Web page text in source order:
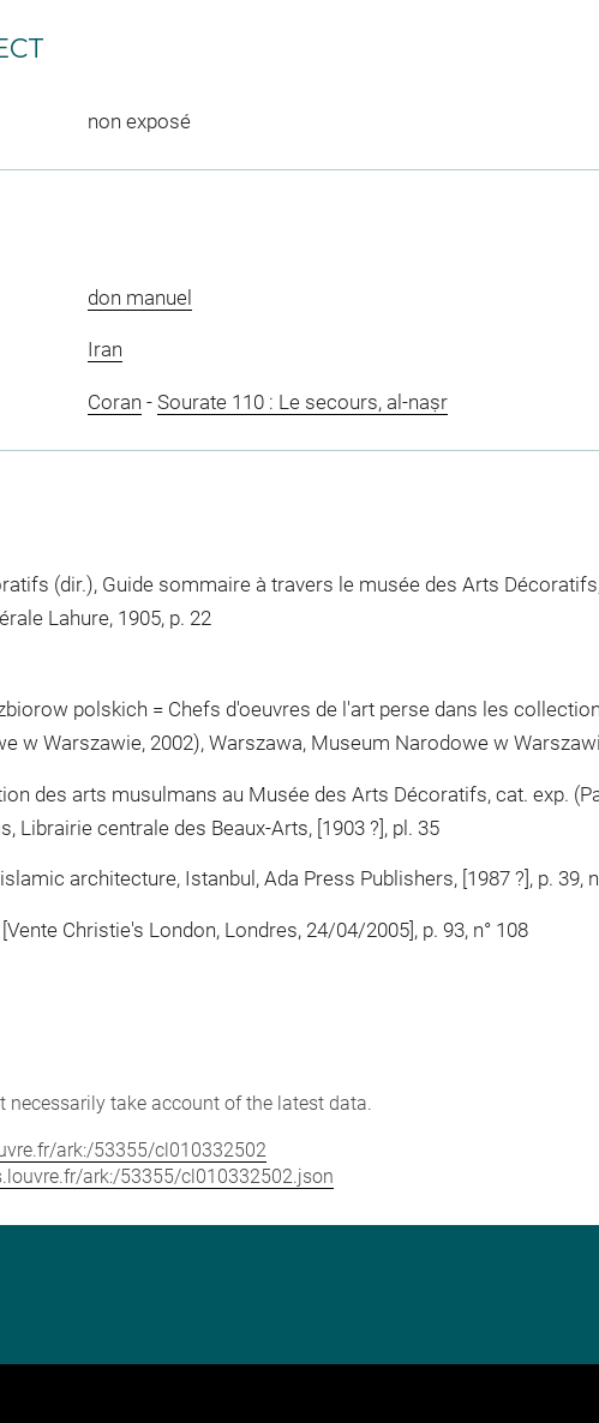
non exposé
don manuel
Iran
Coran - Sourate 110 : Le secours, al-naṣr
(dir.), Guide sommaire à travers le musée des Arts
Lahure, 1905, p. 22
polskich = Chefs d'oeuvres de l'art perse dans les
w Warszawie, 2002), Warszawa, Museum Narodowe w
des arts musulmans au Musée des Arts Décoratifs, cat. exp.
Librairie centrale des Beaux-Arts, [1903 ?], pl. 35
architecture, Istanbul, Ada Press Publishers, [1987 ?], p. 39,
Christie's London, Londres, 24/04/2005], p. 93, n° 108
take account of the latest data.
ark:/53355/cl010332502
ark:/53355/cl010332502.json